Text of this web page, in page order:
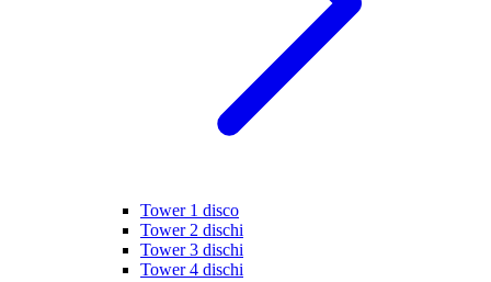
Tower 1 disco
Tower 2 dischi
Tower 3 dischi
Tower 4 dischi